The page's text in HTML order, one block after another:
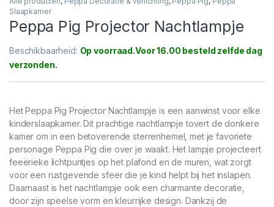
Slaapkamer
Peppa Pig Projector Nachtlampje
Beschikbaarheid: Op voorraad
Het Peppa Pig Projector Nachtlampje is een aanwinst voor elke
kinderslaapkamer. Dit prachtige nachtlampje tovert de donkere
kamer om in een betoverende sterrenhemel, met je favoriete
personage Peppa Pig die over je waakt. Het lampje projecteert
feeërieke lichtpuntjes op het plafond en de muren, wat zorgt
voor een rustgevende sfeer die je kind helpt bij het inslapen.
Daarnaast is het nachtlampje ook een charmante decoratie,
door zijn speelse vorm en kleurrijke design. Dankzij de